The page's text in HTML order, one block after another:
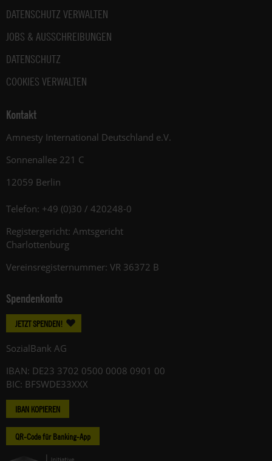
DATENSCHUTZ VERWALTEN
JOBS & AUSSCHREIBUNGEN
DATENSCHUTZ
COOKIES VERWALTEN
Kontakt
Amnesty International Deutschland e.V.
Sonnenallee 221 C
12059 Berlin
Telefon: +49 (0)30 / 420248-0
Registergericht: Amtsgericht
Charlottenburg
Vereinsregisternummer: VR 36372 B
Spendenkonto
JETZT SPENDEN!
SozialBank AG
IBAN: DE23 3702 0500 0008 0901 00
BIC: BFSWDE33XXX
IBAN KOPIEREN
QR-Code für Banking-App